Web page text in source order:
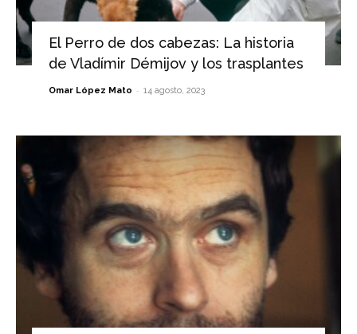
El Perro de dos cabezas: La historia
de Vladímir Démijov y los trasplantes
Omar López Mato - 14 agosto, 2023